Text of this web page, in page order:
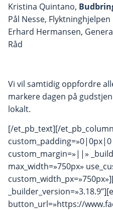
Kristina Quintano,
Pål Nesse, Flyktninghjelpen
Erhard Hermansen,
Råd
Vi vil samtidig oppfordre
markere dagen på
lokalt.
[/et_pb_text][/
custom_margin=»||»
max_width=»750px»
button_url=»https://